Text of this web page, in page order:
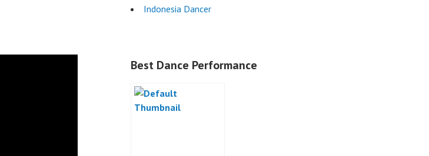
Indonesia Dancer
Best Dance Performance